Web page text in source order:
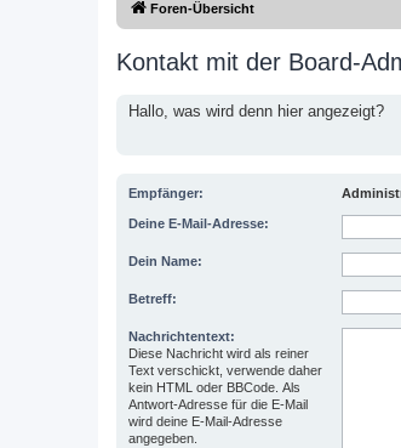
Foren-Übersicht
Kontakt mit der Board-
Hallo, was wird denn hier angezeigt?
Empfänger:
Deine E-Mail-Adresse:
Dein Name:
Betreff:
Nachrichtentext:
Diese Nachricht wird als reiner
Text verschickt, verwende daher
kein HTML oder BBCode. Als
Antwort-Adresse für die E-Mail
wird deine E-Mail-Adresse
angegeben.